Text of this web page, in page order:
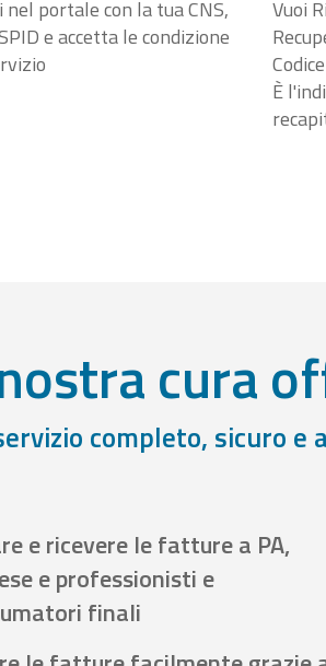
nel portale con la tua CNS,
e accetta le condizione
Vuoi
È
cura
completo, sicuro
e ricevere le fatture a PA,
e professionisti e
finali